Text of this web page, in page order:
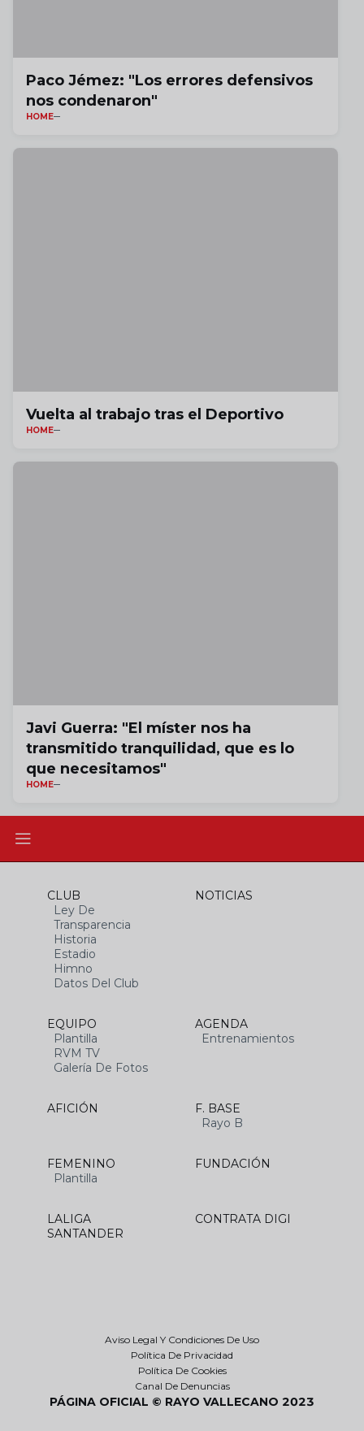
Paco Jémez: "Los errores defensivos
nos condenaron"
HOME
Vuelta al trabajo tras el Deportivo
HOME
Javi Guerra: "El míster nos ha
transmitido tranquilidad, que es lo
que necesitamos"
HOME
CLUB
Ley De
Transparencia
Historia
Estadio
Himno
Datos Del Club
NOTICIAS
EQUIPO
Plantilla
RVM TV
Galería De Fotos
AGENDA
Entrenamientos
AFICIÓN
F. BASE
Rayo B
FEMENINO
Plantilla
FUNDACIÓN
LALIGA
SANTANDER
CONTRATA DIGI
Aviso Legal Y Condiciones De Uso
Política De Privacidad
Política De Cookies
Canal De Denuncias
PÁGINA OFICIAL © RAYO VALLECANO 2023